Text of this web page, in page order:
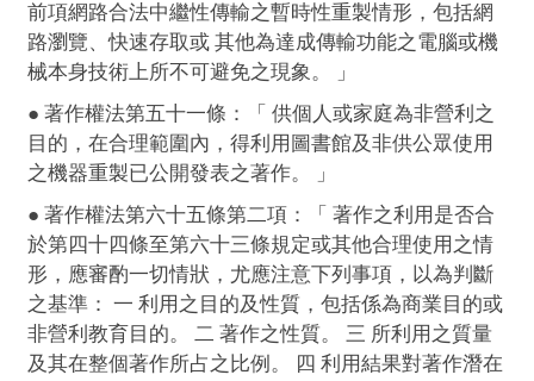
前項網路合法中繼性傳輸之暫時性重製情形，包括網
路瀏覽、快速存取或 其他為達成傳輸功能之電腦或機
械本身技術上所不可避免之現象。 」
● 著作權法第五十一條：「 供個人或家庭為非營利之
目的，在合理範圍內，得利用圖書館及非供公眾使用
之機器重製已公開發表之著作。 」
● 著作權法第六十五條第二項：「 著作之利用是否合
於第四十四條至第六十三條規定或其他合理使用之情
形，應審酌一切情狀，尤應注意下列事項，以為判斷
之基準： 一 利用之目的及性質，包括係為商業目的或
非營利教育目的。 二 著作之性質。 三 所利用之質量
及其在整個著作所占之比例。 四 利用結果對著作潛在